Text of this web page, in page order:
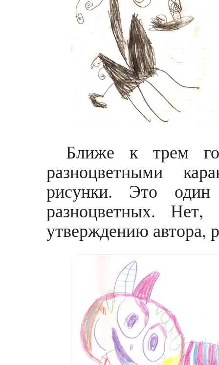
Ближе к трем
разноцветными
рисунки. Это
разноцветных.
утверждению автора,